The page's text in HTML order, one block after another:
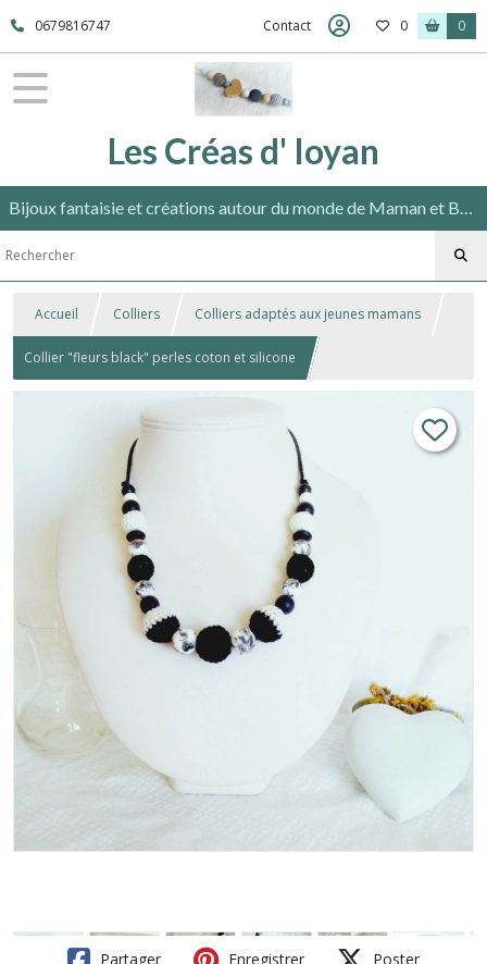
0679816747 Contact 0 0
Les Créas d' Ioyan
Bijoux fantaisie et créations autour du monde de Maman et Bébé répondant aux normes en vigueur.
Accueil Colliers Colliers adaptés aux jeunes mamans
Collier "fleurs black" perles coton et silicone
Partager Enregistrer Poster